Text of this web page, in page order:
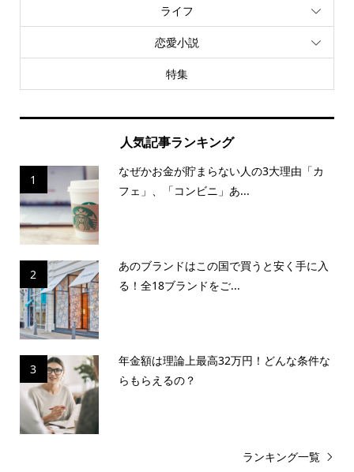
ライフ
恋愛小説
特集
人気記事ランキング
1
なぜかお金が貯まらない人の3大理由「カ
フェ」、「コンビニ」あ...
2
あのブランドはこの国で買うと安く手に入
る！全18ブランドをご...
3
年金額は理論上最高32万円！どんな条件な
らもらえるの？
ランキング一覧